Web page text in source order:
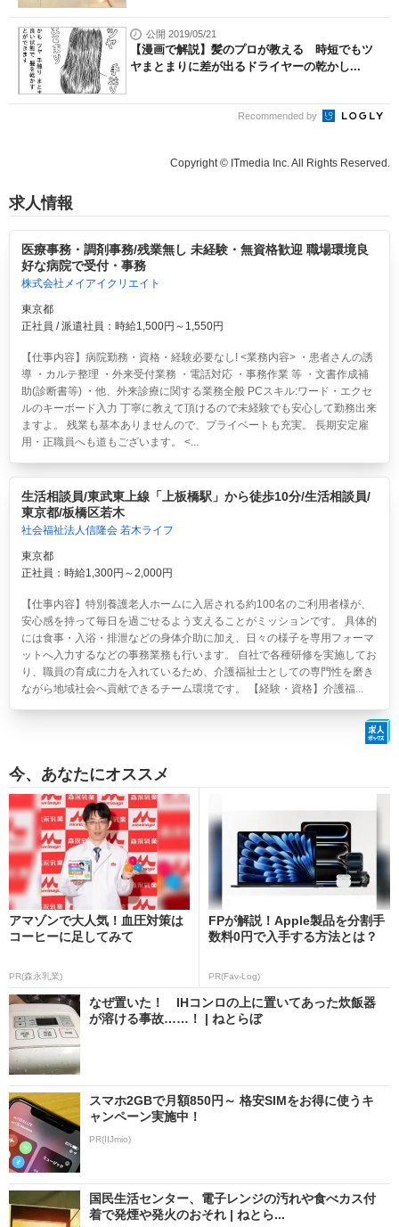
公開 2019/05/21
【漫画で解説】髪のプロが教える 時短でもツ
ヤまとまりに差が出るドライヤーの乾かし...
Recommended by
Copyright © ITmedia Inc. All Rights Reserved.
求人情報
医療事務・調剤事務/残業無し 未経験・無資格歓迎 職場環境良
好な病院で受付・事務
株式会社メイアイクリエイト
東京都
正社員 / 派遣社員：時給1,500円～1,550円
【仕事内容】病院勤務・資格・経験必要なし! <業務内容> ・患者さんの誘
導 ・カルテ整理 ・外来受付業務 ・電話対応 ・事務作業 等 ・文書作成補
助(診断書等) ・他、外来診療に関する業務全般 PCスキル:ワード・エクセ
ルのキーボード入力 丁寧に教えて頂けるので未経験でも安心して勤務出来
ますよ。 残業も基本ありませんので、プライベートも充実。 長期安定雇
用・正職員へも道もございます。 <...
生活相談員/東武東上線「上板橋駅」から徒歩10分/生活相談員/
東京都/板橋区若木
社会福祉法人信隆会 若木ライフ
東京都
正社員：時給1,300円～2,000円
【仕事内容】特別養護老人ホームに入居される約100名のご利用者様が、
安心感を持って毎日を過ごせるよう支えることがミッションです。 具体的
には食事・入浴・排泄などの身体介助に加え、日々の様子を専用フォーマ
ットへ入力するなどの事務業務も行います。 自社で各種研修を実施してお
り、職員の育成に力を入れているため、介護福祉士としての専門性を磨き
ながら地域社会へ貢献できるチーム環境です。 【経験・資格】介護福...
今、あなたにオススメ
アマゾンで大人気！血圧対策は
コーヒーに足してみて
PR(森永乳業)
FPが解説！Apple製品を分割手
数料0円で入手する方法とは？
PR(Fav-Log)
なぜ置いた！ IHコンロの上に置いてあった炊飯器
が溶ける事故……！ | ねとらぼ
スマホ2GBで月額850円～ 格安SIMをお得に使うキ
ャンペーン実施中！
PR(IIJmio)
国民生活センター、電子レンジの汚れや食べカス付
着で発煙や発火のおそれ | ねとら...